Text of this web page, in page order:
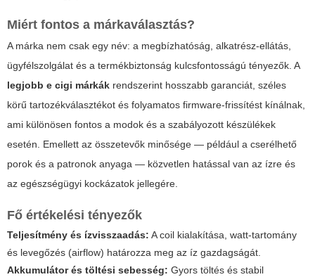
Miért fontos a márkaválasztás?
A márka nem csak egy név: a megbízhatóság, alkatrész-ellátás,
ügyfélszolgálat és a termékbiztonság kulcsfontosságú tényezők. A
legjobb e cigi márkák rendszerint hosszabb garanciát, széles
körű tartozékválasztékot és folyamatos firmware-frissítést kínálnak,
ami különösen fontos a modok és a szabályozott készülékek
esetén. Emellett az összetevők minősége — például a cserélhető
porok és a patronok anyaga — közvetlen hatással van az ízre és
az egészségügyi kockázatok jellegére.
Fő értékelési tényezők
Teljesítmény és ízvisszaadás: A coil kialakítása, watt-tartomány
és levegőzés (airflow) határozza meg az íz gazdagságát.
Akkumulátor és töltési sebesség: Gyors töltés és stabil